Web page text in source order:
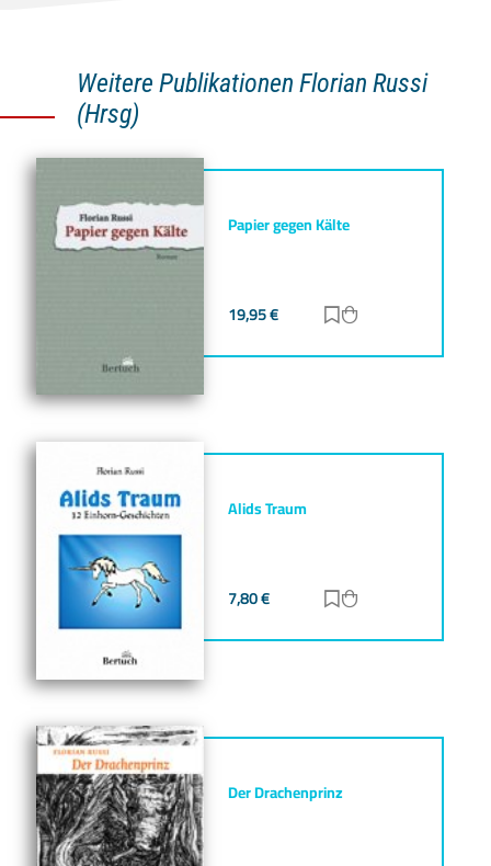
Weitere Publikationen Florian Russi
(Hrsg)
Papier gegen Kälte
19,95€ Zur Merkliste
Alids Traum
7,80€ Zur Merkliste
Der Drachenprinz